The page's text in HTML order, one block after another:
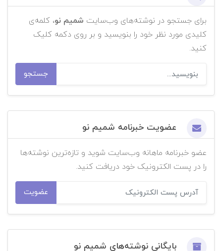
برای جستجو در نوشته‌های وب‌سایت شمیم نو، کلمه‌ی
کلیدی مورد نظر خود را بنویسید و بر روی دکمه کلیک
کنید.
جستجو
عضویت خبرنامه شمیم نو
عضو خبرنامه ماهانه وب‌سایت شوید و تازه‌ترین نوشته‌ها
را در پست الکترونیک خود دریافت کنید.
عضویت
بایگانی نوشته‌های شمیم نو